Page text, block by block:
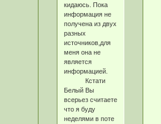
кидаюсь. Пока
информация не
получена из двух
разных
источников,для
меня она не
является
информацией.
Кстати
Белый Вы
всерьез считаете
что я буду
неделями в поте